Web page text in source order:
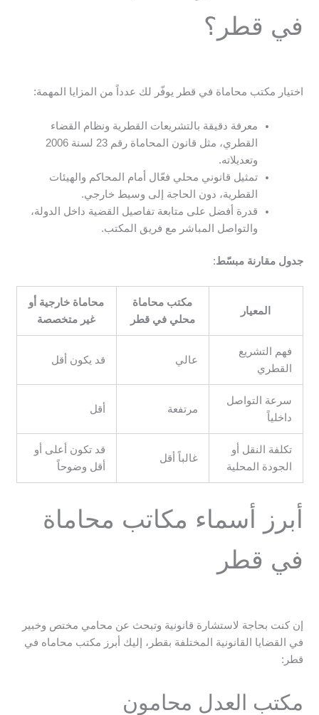
في قطر؟
اختيار مكتب محاماة في قطر يوفّر لك عدداً من المزايا المهمة:
معرفة دقيقة بالتشريعات القطرية ونظام القضاء
القطري، مثل قانون المحاماة رقم 23 لسنة 2006
وتعديلاته.
تمثيل قانوني محلي فعّال أمام المحاكم والهيئات
القطرية، دون الحاجة إلى وسيط خارجي.
قدرة أفضل على متابعة تفاصيل القضية داخل الدولة،
والتواصل المباشر مع فريق المكتب.
جدول مقارنة مبسّط:
المعيار
مكتب محاماة
محلي في قطر
محاماة خارجية أو
غير متخصصة
فهم التشريع
القطري
عالي قد يكون أقل
سرعة التواصل
داخلياً
مرتفعة أقل
تكلفة النقل أو
الجودة المحلية
غالباً أقل
قد تكون أعلى أو
أقل وضوحاً
أبرز أسماء مكاتب محاماة
في قطر
إن كنت بحاجة لاستشارة قانونية وتبحث عن محامي مختص وخبير
في القضايا القانونية المختلفة بقطر، إليك أبرز مكتب محاماه في
قطر:
مكتب العدل محامون